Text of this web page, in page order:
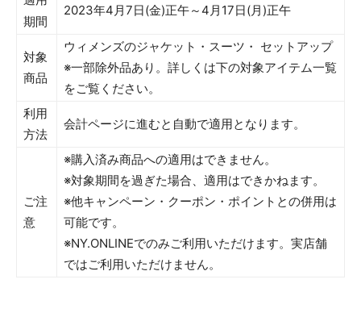
期間
2023年4月7日(金)正午～4月17日(月)正午
対象
商品
ウィメンズのジャケット・スーツ・ セットアップ
※一部除外品あり。詳しくは下の対象アイテム一覧
をご覧ください。
利用
方法
会計ページに進むと自動で適用となります。
ご注
意
※購入済み商品への適用はできません。
※対象期間を過ぎた場合、適用はできかねます。
※他キャンペーン・クーポン・ポイントとの併用は
可能です。
※NY.ONLINEでのみご利用いただけます。実店舗
ではご利用いただけません。